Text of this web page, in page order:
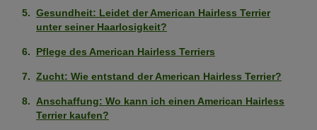
von
ausgeprägt
Pfoten)
Sehr
von
Pfoten)
Eigenständig (kann alleine bleiben)
ausgeprägt
von
Stark
(4
Geringe Gewichtszunahme
Schwach
Gesundheit: Leidet der American Hairless Terrier
unter seiner Haarlosigkeit?
Pflege des American Hairless Terriers
Zucht: Wie entstand der American Hairless Terrier?
Anschaffung: Wo kann ich einen American Hairless
Terrier kaufen?